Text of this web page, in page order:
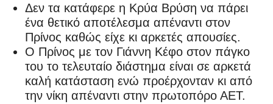
Δεν τα κατάφερε η Κρύα Βρύση να πάρει
ένα θετικό αποτέλεσμα απέναντι στον
Πρίνος καθώς είχε κι αρκετές απουσίες.
Ο Πρίνος με τον Γιάννη Κέφο στον πάγκο
του το τελευταίο διάστημα είναι σε αρκετά
καλή κατάσταση ενώ προέρχονταν κι από
την νίκη απέναντι στην πρωτοπόρο ΑΕΤ.